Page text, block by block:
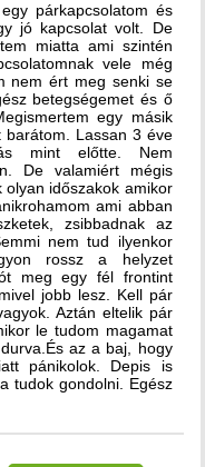
párkapcsolatom és
jó kapcsolat volt. De
miatta ami szintén
vele még
nem ért meg senki se
betegségemet és ő
egy másik
barátom. Lassan 3 éve
mint előtte. Nem
De valamiért mégis
időszakok amikor
ami abban
zsibbadnak az
nem tud ilyenkor
rossz a helyzet
meg egy fél frontint
jobb lesz. Kell pár
Aztán eltelik pár
le tudom magamat
az a baj, hogy
pánikolok. Depis is
tudok gondolni. Egész